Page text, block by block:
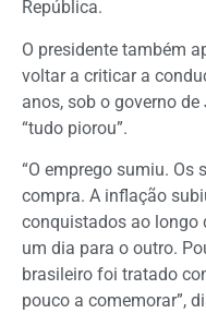
República.
O presidente também
voltar a criticar a
anos, sob o governo
“tudo piorou”.
“O emprego sumiu. Os
compra. A inflação
conquistados ao longo
um dia para o outro.
brasileiro foi tratado
pouco a comemorar”,